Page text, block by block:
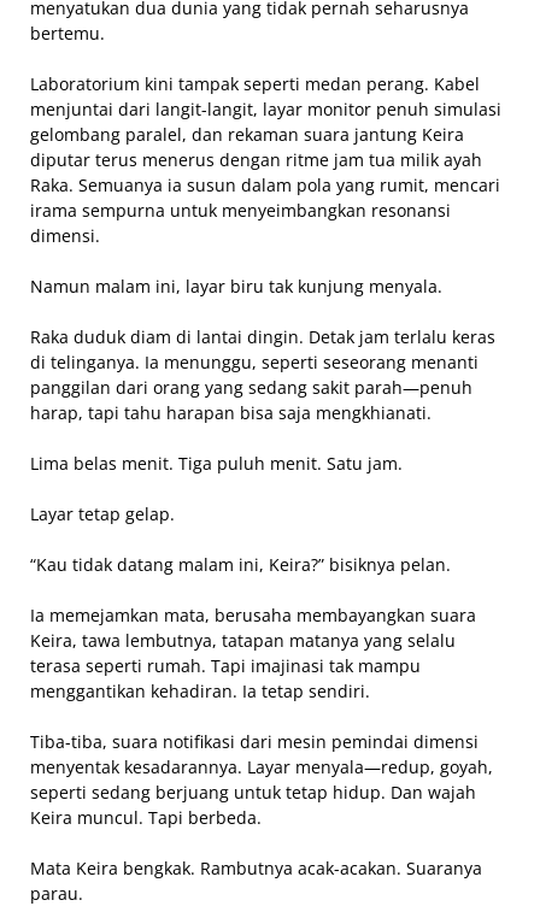
menyatukan dua dunia yang tidak pernah seharusnya
bertemu.
Laboratorium kini tampak seperti medan perang. Kabel
menjuntai dari langit-langit, layar monitor penuh simulasi
gelombang paralel, dan rekaman suara jantung Keira
diputar terus menerus dengan ritme jam tua milik ayah
Raka. Semuanya ia susun dalam pola yang rumit, mencari
irama sempurna untuk menyeimbangkan resonansi
dimensi.
Namun malam ini, layar biru tak kunjung menyala.
Raka duduk diam di lantai dingin. Detak jam terlalu keras
di telinganya. Ia menunggu, seperti seseorang menanti
panggilan dari orang yang sedang sakit parah—penuh
harap, tapi tahu harapan bisa saja mengkhianati.
Lima belas menit. Tiga puluh menit. Satu jam.
Layar tetap gelap.
“Kau tidak datang malam ini, Keira?” bisiknya pelan.
Ia memejamkan mata, berusaha membayangkan suara
Keira, tawa lembutnya, tatapan matanya yang selalu
terasa seperti rumah. Tapi imajinasi tak mampu
menggantikan kehadiran. Ia tetap sendiri.
Tiba-tiba, suara notifikasi dari mesin pemindai dimensi
menyentak kesadarannya. Layar menyala—redup, goyah,
seperti sedang berjuang untuk tetap hidup. Dan wajah
Keira muncul. Tapi berbeda.
Mata Keira bengkak. Rambutnya acak-acakan. Suaranya
parau.